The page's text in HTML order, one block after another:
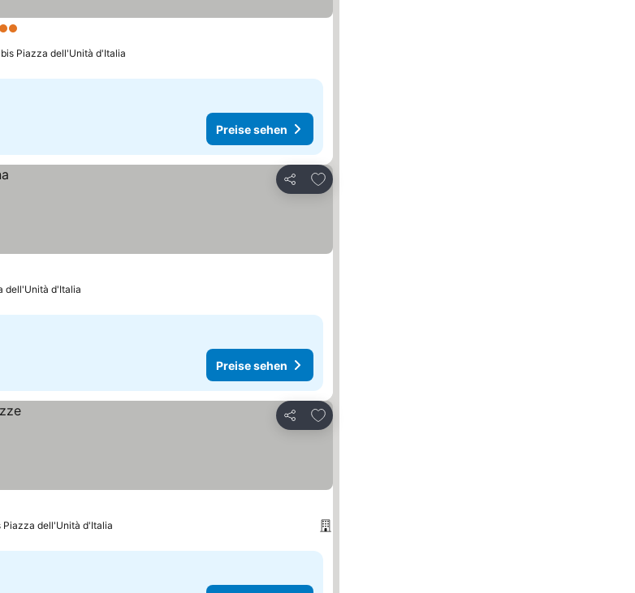
Piazza dell'Unità d'Italia
Preise sehen
Teilen
Zu Favoriten hinzufügen
dell'Unità d'Italia
Preise sehen
Teilen
Zu Favoriten hinzufügen
Piazza dell'Unità d'Italia